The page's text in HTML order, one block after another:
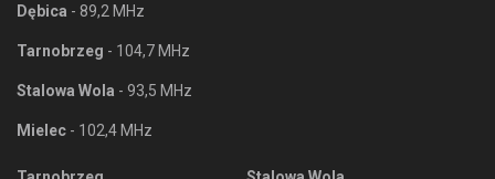
Dębica - 89,2 MHz
Tarnobrzeg - 104,7 MHz
Stalowa Wola - 93,5 MHz
Mielec - 102,4 MHz